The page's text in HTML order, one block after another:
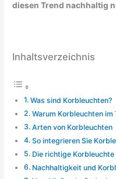
diesen Trend nachhaltig
Inhaltsverzeichnis
Was sind Korbleuchten?
Warum Korbleuchten im
Arten von Korbleuchten
So integrieren Sie
Die richtige Korbleuchte
Nachhaltigkeit und